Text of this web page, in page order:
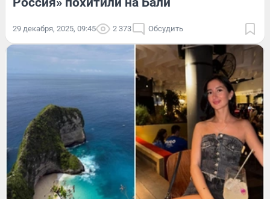
29 декабря, 2025, 09:45 2 373 Обсудить